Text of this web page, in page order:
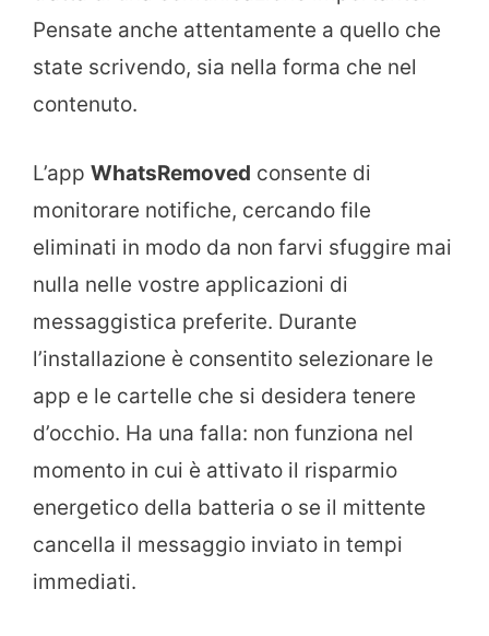
Pensate anche attentamente a quello che
state scrivendo, sia nella forma che nel
contenuto.
L’app WhatsRemoved consente di
monitorare notifiche, cercando file
eliminati in modo da non farvi sfuggire mai
nulla nelle vostre applicazioni di
messaggistica preferite. Durante
l’installazione è consentito selezionare le
app e le cartelle che si desidera tenere
d’occhio. Ha una falla: non funziona nel
momento in cui è attivato il risparmio
energetico della batteria o se il mittente
cancella il messaggio inviato in tempi
immediati.